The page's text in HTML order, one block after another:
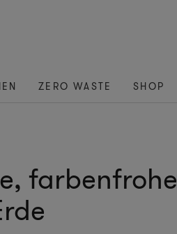
ZERO WASTE SHOP
farbenfrohe